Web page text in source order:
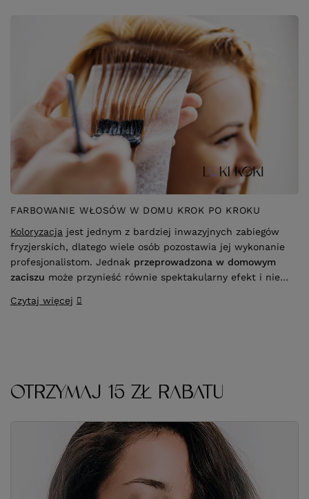
FARBOWANIE WŁOSÓW W DOMU KROK PO KROKU
Koloryzacja jest jednym z bardziej inwazyjnych zabiegów
fryzjerskich, dlatego wiele osób pozostawia jej wykonanie
profesjonalistom. Jednak przeprowadzona w domowym
zaciszu może przynieść równie spektakularny efekt i nie
sukcesu jest stosowanie się do wskazówek ekspertów
Czytaj więcej
OTRZYMAJ 15 ZŁ RABATU